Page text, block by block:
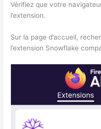
Vérifiez que votre
l’extension.
Sur la page d’accueil,
l’extension Snowflake